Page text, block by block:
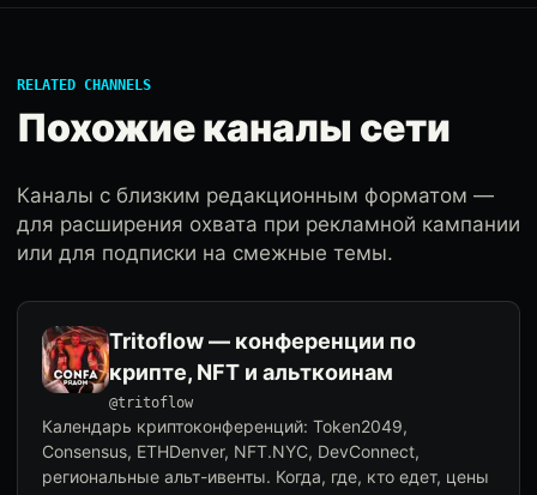
RELATED CHANNELS
Похожие каналы сети
Каналы с близким редакционным форматом —
для расширения охвата при рекламной кампании
или для подписки на смежные темы.
Tritoflow — конференции по
крипте, NFT и альткоинам
@tritoflow
Календарь криптоконференций: Token2049,
Consensus, ETHDenver, NFT.NYC, DevConnect,
региональные альт-ивенты. Когда, где, кто едет, цены